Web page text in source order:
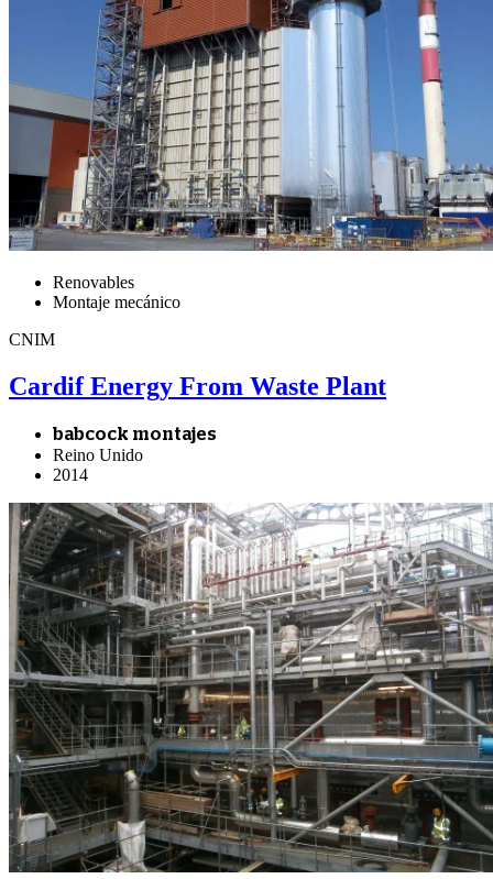
Renovables
Montaje mecánico
CNIM
Cardif Energy From Waste Plant
babcock montajes
Reino Unido
2014